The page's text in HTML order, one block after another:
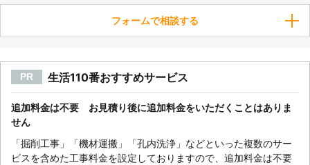
フォームで相談する
PR 生活110番おすすめサービス
追加料金は不要 お見積り後に追加料金をいただくことはありま
せん
「掘削工事」「機材運搬」「孔内洗浄」などといった複数のサー
ビスを含めた工事料金を設定しておりますので、追加料金は不要